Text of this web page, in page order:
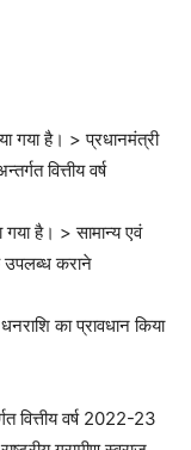
गया है। > प्रधानमंत्री
वित्तीय वर्ष
है। > सामान्य एवं
उपलब्ध कराने
का प्रावधान किया
वित्तीय वर्ष 2022-23